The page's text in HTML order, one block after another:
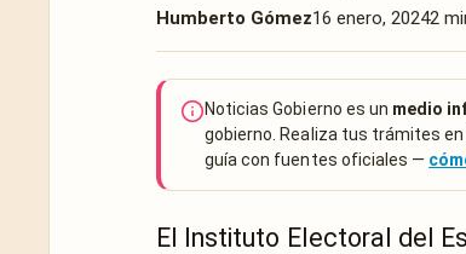
Humberto Gómez16 enero, 20242
Noticias Gobierno es un medio
gobierno. Realiza tus trámites
guía con fuentes oficiales —
El Instituto Electoral del